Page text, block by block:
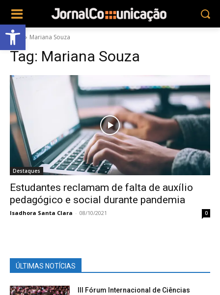
Abrir a barra de ferramentas
Tags Mariana Souza
Tag: Mariana Souza
Destaques
Estudantes reclamam de falta de auxílio
pedagógico e social durante pandemia
Isadhora Santa Clara - 08/10/2021 0
ÚLTIMAS NOTÍCIAS
III Fórum Internacional de Ciências